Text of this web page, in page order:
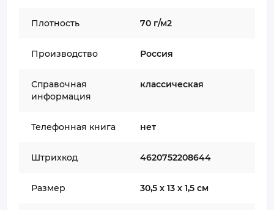
Плотность 70 г/м2
Производство Россия
Справочная
информация
классическая
Телефонная книга нет
Штрихкод 4620752208644
Размер 30,5 х 13 х 1,5 см